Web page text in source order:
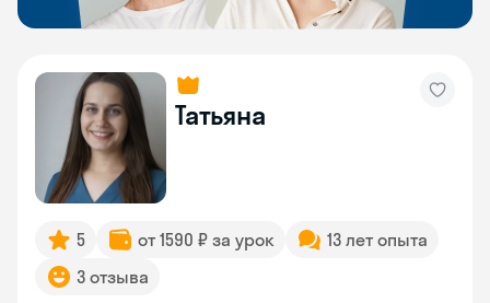
Татьяна
5 от 1590 ₽ за урок
13 лет опыта
3 отзыва